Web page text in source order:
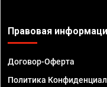
Правовая
Договор-Оферта
Политика